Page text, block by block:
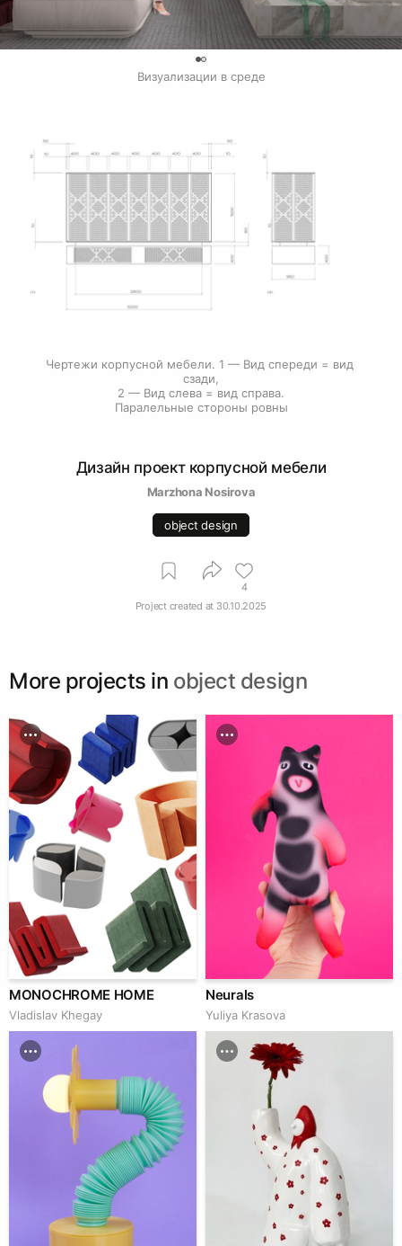
Визуализации в среде
Чертежи корпусной мебели. 1 — Вид спереди = вид
сзади,
2 — Вид слева = вид справа.
Паралельные стороны ровны
Дизайн проект корпусной мебели
Marzhona Nosirova
object design
4
Project created at 30.10.2025
More projects in object design
MONOCHROME HOME
Vladislav Khegay
Neurals
Yuliya Krasova